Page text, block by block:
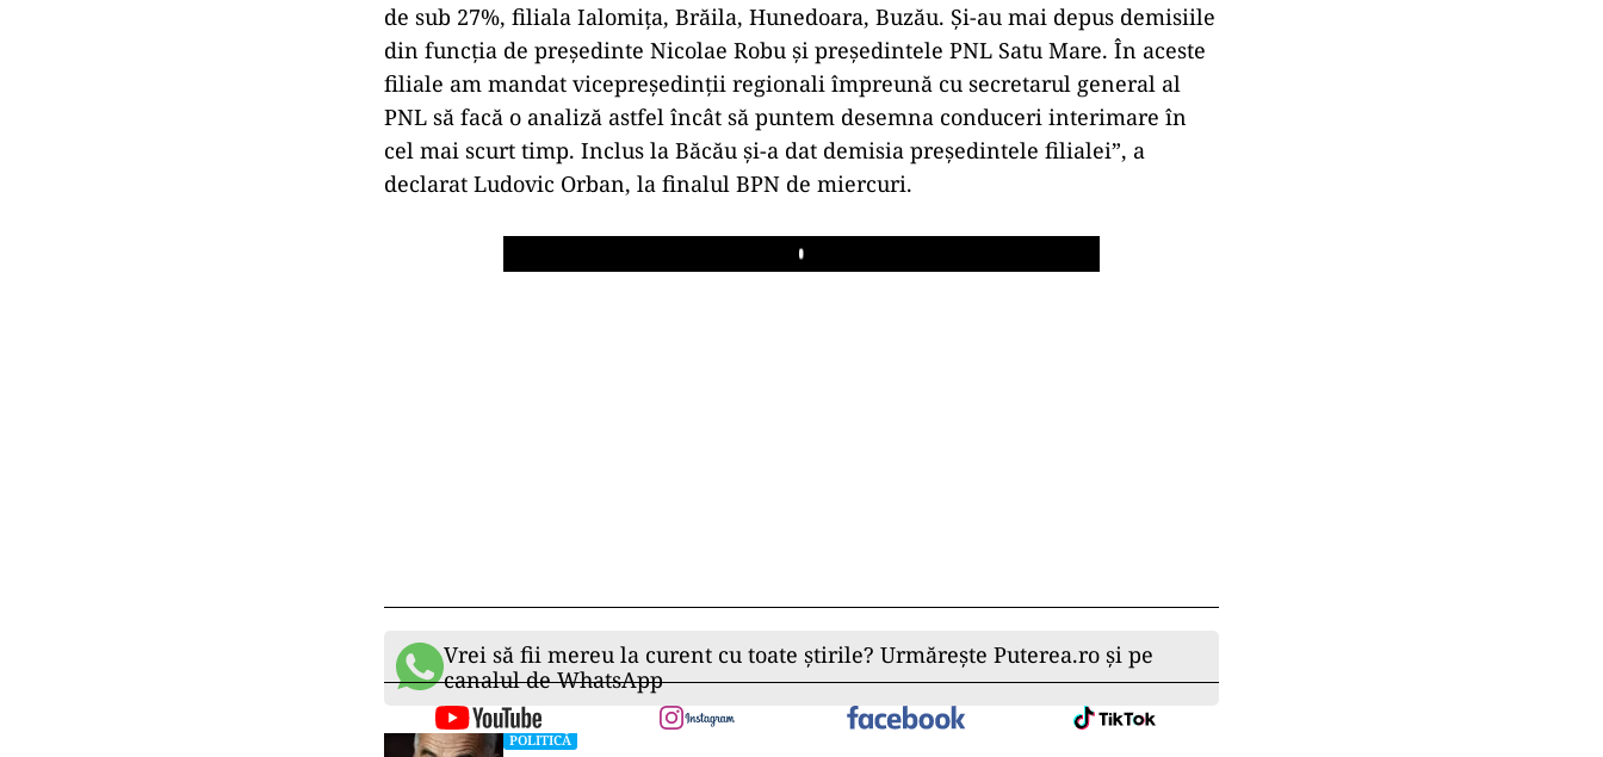
de sub 27%, filiala Ialomiţa, Brăila, Hunedoara, Buzău. Şi-au mai depus demisiile
din funcţia de preşedinte Nicolae Robu şi preşedintele PNL Satu Mare. În aceste
filiale am mandat vicepreşedinţii regionali împreună cu secretarul general al
PNL să facă o analiză astfel încât să puntem desemna conduceri interimare în
cel mai scurt timp. Inclus la Băcău şi-a dat demisia preşedintele filialei”, a
declarat Ludovic Orban, la finalul BPN de miercuri.
Play
Vrei să fii mereu la curent cu toate știrile? Urmărește Puterea.ro și pe
canalul de WhatsApp
POLITICĂ